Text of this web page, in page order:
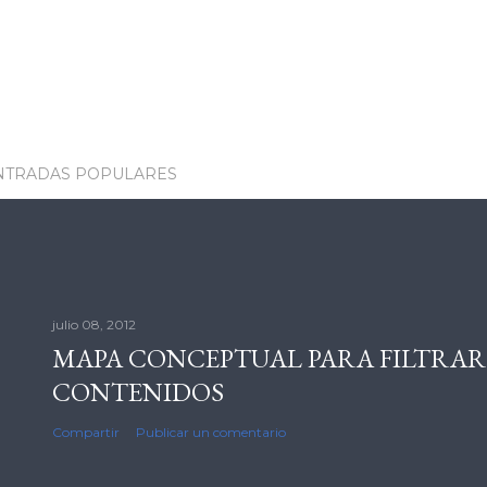
POPULARES
julio 08, 2012
MAPA CONCEPTUAL PARA FILTRAR
CONTENIDOS
Compartir Publicar un comentario